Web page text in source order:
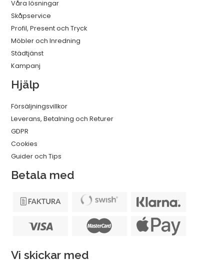
Våra lösningar
Skåpservice
Profil, Present och Tryck
Möbler och Inredning
Städtjänst
Kampanj
Hjälp
Försäljningsvillkor
Leverans, Betalning och Returer
GDPR
Cookies
Guider och Tips
Betala med
Vi skickar med